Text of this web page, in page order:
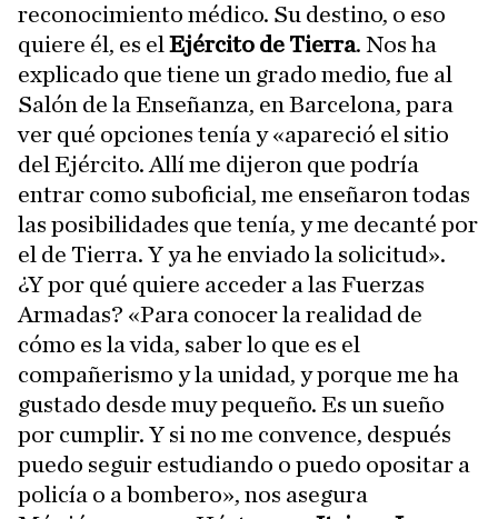
reconocimiento médico. Su destino, o eso
quiere él, es el Ejército de Tierra. Nos ha
explicado que tiene un grado medio, fue al
Salón de la Enseñanza, en Barcelona, para
ver qué opciones tenía y «apareció el sitio
del Ejército. Allí me dijeron que podría
entrar como suboficial, me enseñaron todas
las posibilidades que tenía, y me decanté por
el de Tierra. Y ya he enviado la solicitud».
¿Y por qué quiere acceder a las Fuerzas
Armadas? «Para conocer la realidad de
cómo es la vida, saber lo que es el
compañerismo y la unidad, y porque me ha
gustado desde muy pequeño. Es un sueño
por cumplir. Y si no me convence, después
puedo seguir estudiando o puedo opositar a
policía o a bombero», nos asegura